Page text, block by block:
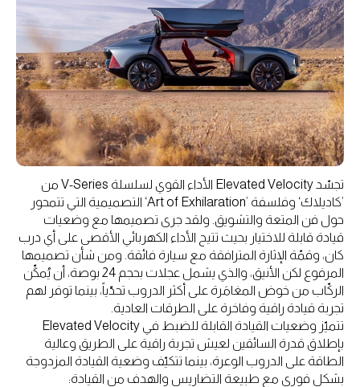
تجسّد Elevated Velocity الأداء القوي لسلسلة V-Series من
’كاديلاك‘ وفلسفة ’Art of Exhilaration‘ التصميمية التي تتمحور
حول فن المتعة والتشويق. ولقد جرى تصميمها مع وضعيات
قيادة قابلة للاختيار بحيث تتيح الأداء الكهربائي الأقصى على أي درب
كان، وقمّة الإثارة المترافقة مع سيارة فائقة. ومن شأن تصميمها
المرفوع لكن الأنيق، والذي يشمل عجلات بحجم 24 بوصة، أن يُمكِّن
الركّاب من خوض المغامَرة على أكثر الدروب تحدّياً، بينما توفر لهم
تجربة قيادة راقية وفاخرة على الطرقات العادية.
تتميّز وضعيات القيادة القابلة للضبط في Elevated Velocity
بإطلاق قدرة السائقين لعيش تجربة راقية على الطريق وعالية
الطاقة على الدروب الوعرة، بينما تتكيّف وضعية القيادة المزدوجة
بشكل فوري مع طبيعة التضاريس والهدف من القيادة: